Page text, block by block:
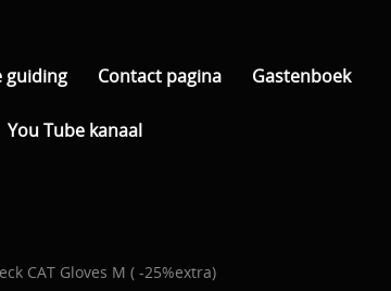
guiding Contact pagina Gastenboek
You Tube kanaal
CAT Gloves M ( -25%extra)